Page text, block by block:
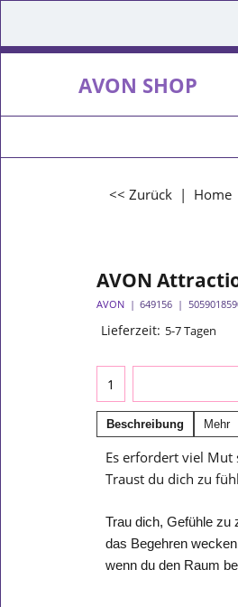
AVON SHOP
<< Zurück | Home
AVON
AVON 649156
Lieferzeit: 5-7 Tagen
Beschreibung Mehr
Es erfordert viel Mut
Traust du dich zu
Trau dich, Gefühle zu
das Begehren
wenn du den Raum